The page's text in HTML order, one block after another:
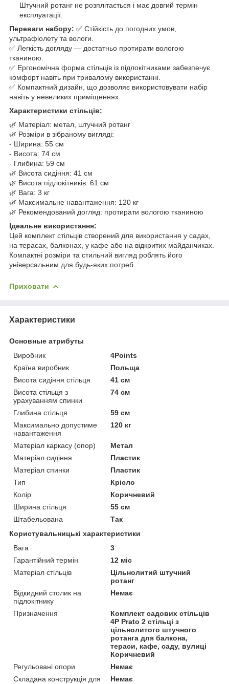
Штучний ротанг не розплітається і має довгий термін
експлуатації.
Переваги набору: ✅ Стійкість до погодних умов,
ультрафіолету та вологи.
✅ Легкість догляду — достатньо протирати вологою
тканиною.
✅ Ергономічна форма стільців із підлокітниками забезпечує
комфорт навіть при тривалому використанні.
✅ Компактний дизайн, що дозволяє використовувати набір
навіть у невеликих приміщеннях.
Характеристики стільців:
🌿 Матеріал: метал, штучний ротанг
🌿 Розміри в зібраному вигляді:
- Ширина: 55 см
- Висота: 74 см
- Глибина: 59 см
🌿 Висота сидіння: 41 см
🌿 Висота підлокітників: 61 см
🌿 Вага: 3 кг
🌿 Максимальне навантаження: 120 кг
🌿 Рекомендований догляд: протирати вологою тканиною
Ідеальне використання:
Цей комплект стільців створений для використання у садах,
на терасах, балконах, у кафе або на відкритих майданчиках.
Компактні розміри та стильний вигляд роблять його
універсальним для будь-яких потреб.
Приховати
Характеристики
Основные атрибуты
Виробник
4Points
Країна виробник
Польща
Висота сидіння стільця
41 см
Висота стільця з
урахуванням спинки
74 см
Глибина стільця
59 см
Максимально допустиме
навантаження
120 кг
Матеріал каркасу (опор)
Метал
Матеріал сидіння
Пластик
Матеріал спинки
Пластик
Тип
Крісло
Колір
Коричневий
Ширина стільця
55 см
Штабельована
Так
Користувальницькі характеристики
Вага
3
Гарантійний термін
12 міс
Матеріал стільців
Цільнолитий штучний
ротанг
Відкидний столик на
підлокітнику
Немає
Призначення
Комплект садових стільців
4P Prato 2 стільці з
цільнолитого штучного
ротанга для балкона,
тераси, кафе, саду, вулиці
Коричневий
Регульовані опори
Немає
Складана конструкція для
Немає